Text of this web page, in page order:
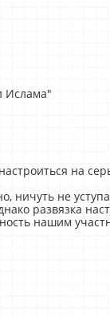
Ислама"
на
ничуть не
развязка
нашим